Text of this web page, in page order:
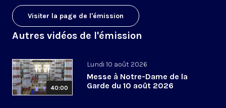
Visiter la page de l'émission
Autres vidéos de l'émission
40:00
Lundi 10 août 2026
Messe à Notre-Dame de la
Garde du 10 août 2026